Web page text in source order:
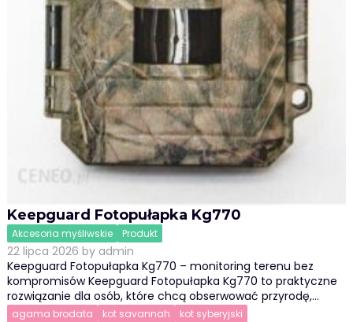
Keepguard Fotopułapka Kg770
Akcesoria myśliwskie Produkt
22 lipca 2026 by admin
Keepguard Fotopułapka Kg770 – monitoring terenu bez
kompromisów Keepguard Fotopułapka Kg770 to praktyczne
rozwiązanie dla osób, które chcą obserwować przyrodę,…
agama brodata kot savannah kot syberyjski